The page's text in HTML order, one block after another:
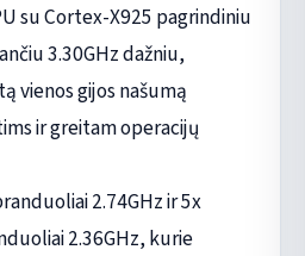
su Cortex-X925 pagrindiniu
3.30GHz dažniu,
vienos gijos našumą
ir greitam operacijų
2.74GHz ir 5x
2.36GHz, kurie